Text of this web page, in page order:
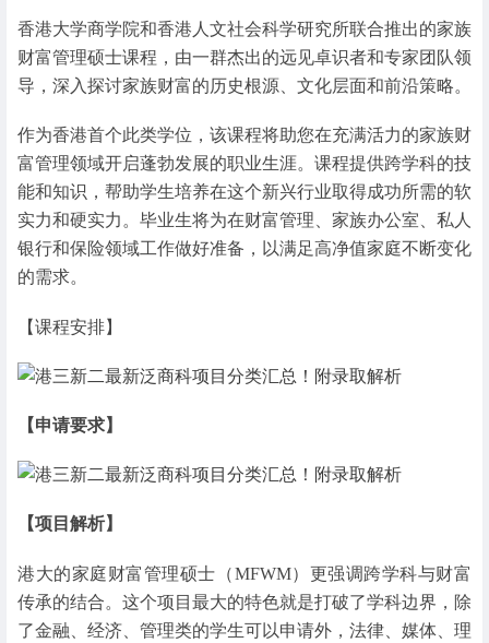
香港大学商学院和香港人文社会科学研究所联合推出的家族
财富管理硕士课程，由一群杰出的远见卓识者和专家团队领
导，深入探讨家族财富的历史根源、文化层面和前沿策略。
作为香港首个此类学位，该课程将助您在充满活力的家族财
富管理领域开启蓬勃发展的职业生涯。课程提供跨学科的技
能和知识，帮助学生培养在这个新兴行业取得成功所需的软
实力和硬实力。毕业生将为在财富管理、家族办公室、私人
银行和保险领域工作做好准备，以满足高净值家庭不断变化
的需求。
【课程安排】
【申请要求】
【项目解析】
港大的家庭财富管理硕士（MFWM）更强调跨学科与财富
传承的结合。这个项目最大的特色就是打破了学科边界，除
了金融、经济、管理类的学生可以申请外，法律、媒体、理